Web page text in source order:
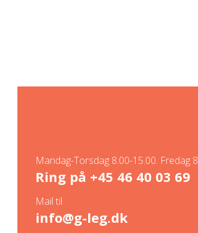
Mandag-Torsdag 8.00-15.00. Fredag
Ring på +45 46 40 03 69
Mail til
info@g-leg.dk